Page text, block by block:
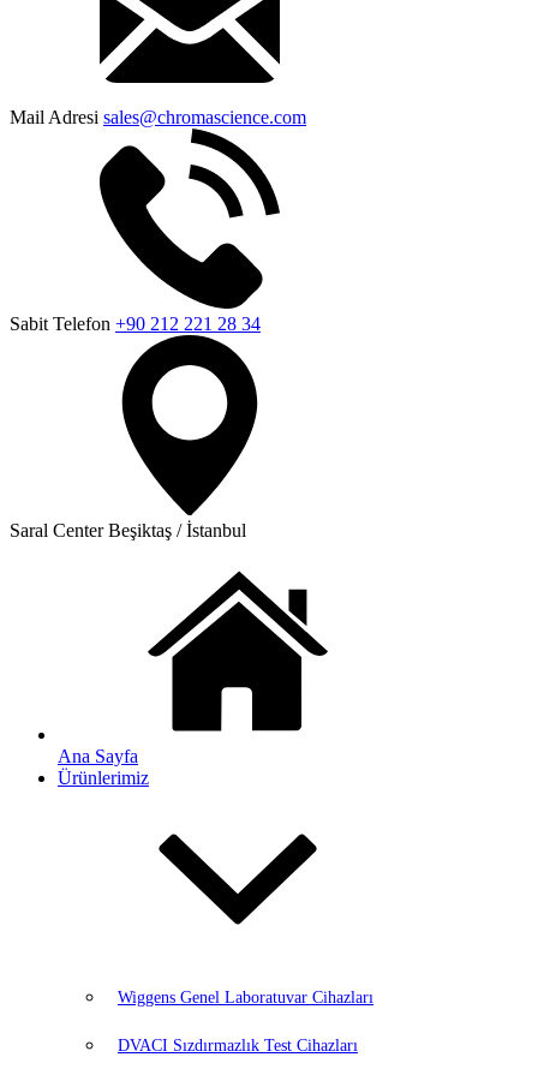
Mail Adresi sales@chromascience.com
Sabit Telefon +90 212 221 28 34
Saral CenterBeşiktaş / İstanbul
Ana Sayfa
Ürünlerimiz
Wiggens Genel Laboratuvar Cihazları
DVACI Sızdırmazlık Test Cihazları